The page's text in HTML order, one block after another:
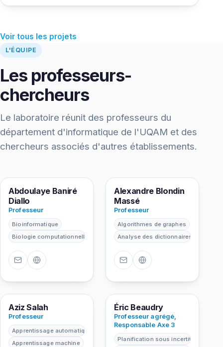
Voir tous les projets
L'ÉQUIPE
Les professeurs-
chercheurs
Le laboratoire réunit des professeurs du
département d'informatique de l'UQAM et des
chercheurs associés d'autres établissements.
AD
Abdoulaye Baniré
Diallo
Professeur
Bioinformatique
Biologie computationnelle
AM
Alexandre Blondin
Massé
Professeur
Algorithmes de graphes
Analyse des dictionnaires
AS
Aziz Salah
Professeur
Apprentissage automatique
Apprentissage machine
ÉB
Éric Beaudry
Professeur agrégé,
Responsable Axe 3
Planification sous incertitude